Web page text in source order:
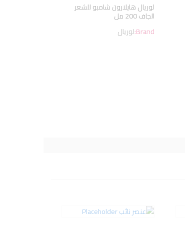
لوريال هايلارون شامبو للشعر
الجاف 200 مل
Brand:لوريال